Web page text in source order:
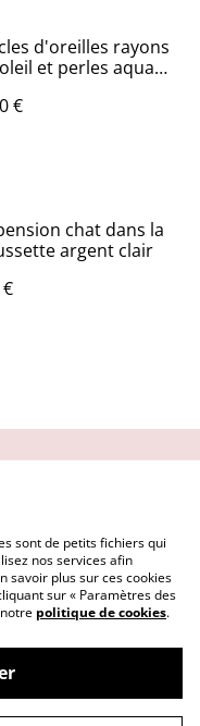
d'oreilles rayons
et perles aqua
€
chat dans la
argent clair
un retour
sont de petits fichiers qui
nos services afin
savoir plus sur ces cookies
sur « Paramètres des
politique de cookies.